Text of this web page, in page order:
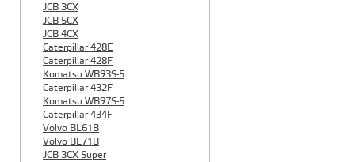
JCB 3CX
JCB 5CX
JCB 4CX
Caterpillar 428E
Caterpillar 428F
Komatsu WB93S-5
Caterpillar 432F
Komatsu WB97S-5
Caterpillar 434F
Volvo BL61B
Volvo BL71B
JCB 3CX Super